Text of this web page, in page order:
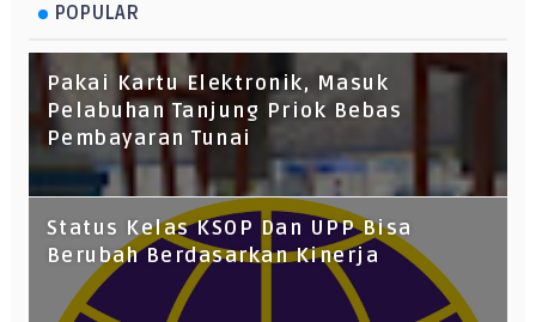
POPULAR
Pakai Kartu Elektronik, Masuk
Pelabuhan Tanjung Priok Bebas
Pembayaran Tunai
Status Kelas KSOP Dan UPP Bisa
Berubah Berdasarkan Kinerja